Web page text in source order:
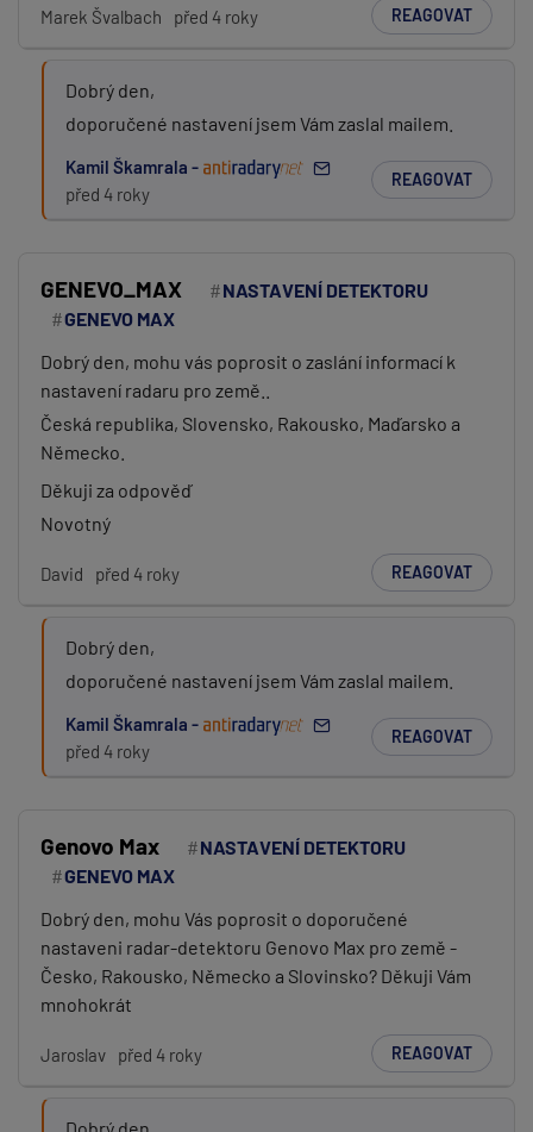
Marek Švalbach před 4 roky REAGOVAT
Dobrý den,
doporučené nastavení jsem Vám zaslal mailem.
Kamil Škamrala -
před 4 roky
REAGOVAT
GENEVO_MAX
NASTAVENÍ DETEKTORU
GENEVO MAX
Dobrý den, mohu vás poprosit o zaslání informací k
nastavení radaru pro země..
Česká republika, Slovensko, Rakousko, Maďarsko a
Německo.
Děkuji za odpověď
Novotný
David před 4 roky REAGOVAT
Dobrý den,
doporučené nastavení jsem Vám zaslal mailem.
Kamil Škamrala -
před 4 roky
REAGOVAT
Genovo Max
NASTAVENÍ DETEKTORU
GENEVO MAX
Dobrý den, mohu Vás poprosit o doporučené
nastaveni radar-detektoru Genovo Max pro země -
Česko, Rakousko, Německo a Slovinsko? Děkuji Vám
mnohokrát
Jaroslav před 4 roky REAGOVAT